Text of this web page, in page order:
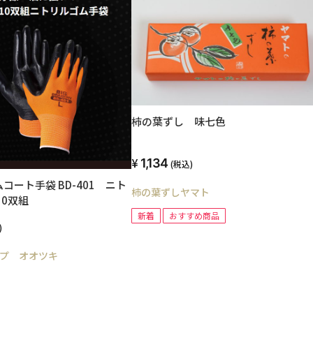
袋 BD-401 ニト
双組
オオツキ
柿の葉ずし 味七色
1,134 (税込)
柿の葉ずしヤマト
新着 おすすめ商品